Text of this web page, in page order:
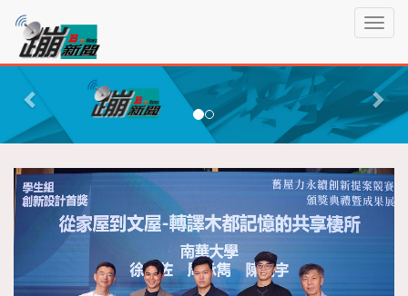
T
g
l
e
v
i
蹦
新
聞P
r
v
i
o
N
e
x
t